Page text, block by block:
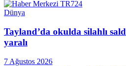
Dünya
Tayland’da okulda silahlı
yaralı
7 Ağustos 2026